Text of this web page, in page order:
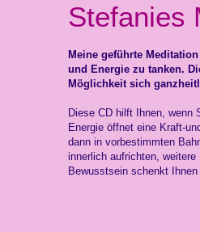
Stefanies
Meine geführte
und Energie zu tanken.
Möglichkeit sich
Diese CD hilft Ihnen, wenn
Energie öffnet eine Kraft-
dann in vorbestimmten
innerlich aufrichten,
Bewusstsein schenkt